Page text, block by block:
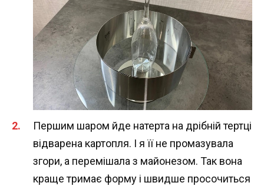
Першим шаром йде натерта на дрібній тертці
відварена картопля. І я її не промазувала
згори, а перемішала з майонезом. Так вона
краще тримає форму і швидше просочиться